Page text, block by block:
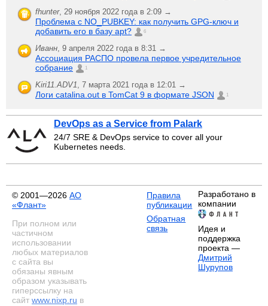
fhunter, 29 ноября 2022 года в 2:09 →
Проблема с NO_PUBKEY: как получить GPG-ключ и
добавить его в базу apt?
6
Иванн 9 апреля 2022 года в 8:31 →
Ассоциация РАСПО провела первое учредительное
собрание
1
Kiri11.ADV1 7 марта 2021 года в 12:01 →
Логи catalina.out в TomCat 9 в формате JSON 1
DevOps as a Service from Palark
24/7 SRE & DevOps service to cover all your
Kubernetes needs.
© 2001—2026 АО
«Флант»
При полном или
частичном
использовании
любых материалов
с сайта вы
обязаны явным
образом указывать
гиперссылку на
сайт www.nixp.ru в
Правила
публикации
Обратная
связь
Разработано в
компании
Идея и
поддержка
проекта —
Дмитрий
Шурупов